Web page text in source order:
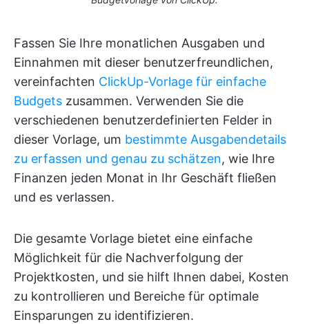
Fassen Sie Ihre monatlichen Ausgaben und
Einnahmen mit dieser benutzerfreundlichen,
vereinfachten ClickUp-Vorlage für einfache
Budgets zusammen. Verwenden Sie die
verschiedenen benutzerdefinierten Felder in
dieser Vorlage, um bestimmte Ausgabendetails
zu erfassen und genau zu schätzen, wie Ihre
Finanzen jeden Monat in Ihr Geschäft fließen
und es verlassen.
Die gesamte Vorlage bietet eine einfache
Möglichkeit für die Nachverfolgung der
Projektkosten, und sie hilft Ihnen dabei, Kosten
zu kontrollieren und Bereiche für optimale
Einsparungen zu identifizieren.